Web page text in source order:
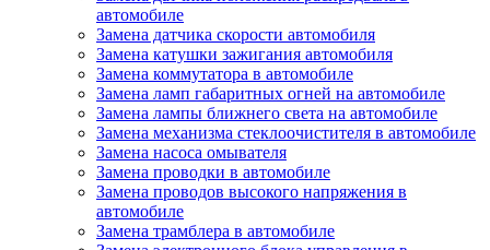
автомобиле
Замена датчика скорости автомобиля
Замена катушки зажигания автомобиля
Замена коммутатора в автомобиле
Замена ламп габаритных огней на автомобиле
Замена лампы ближнего света на автомобиле
Замена механизма стеклоочистителя в автомобиле
Замена насоса омывателя
Замена проводки в автомобиле
Замена проводов высокого напряжения в
автомобиле
Замена трамблера в автомобиле